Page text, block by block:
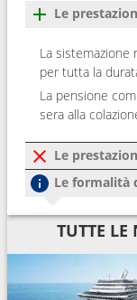
Le
La sistemazione
per tutta la
La pensione
sera alla
Le
Le formalità
TUTTE LE